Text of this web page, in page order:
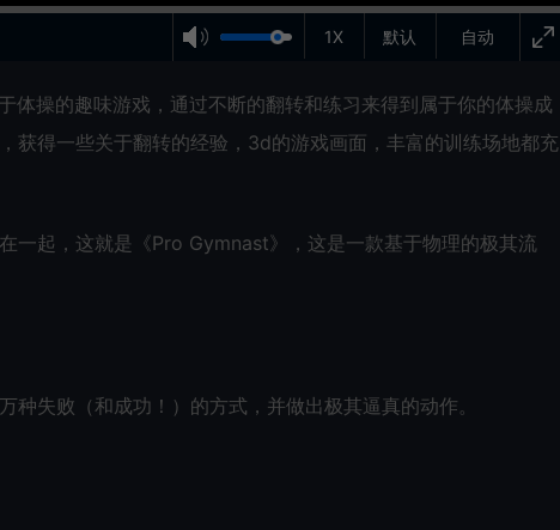
自动
1X 默认
操的趣味游戏，通过不断的翻转和练习来得到属于你的体操成
获得一些关于翻转的经验，3d的游戏画面，丰富的训练场地都充
一起，这就是《Pro Gymnast》，这是一款基于物理的极其流
失败（和成功！）的方式，并做出极其逼真的动作。